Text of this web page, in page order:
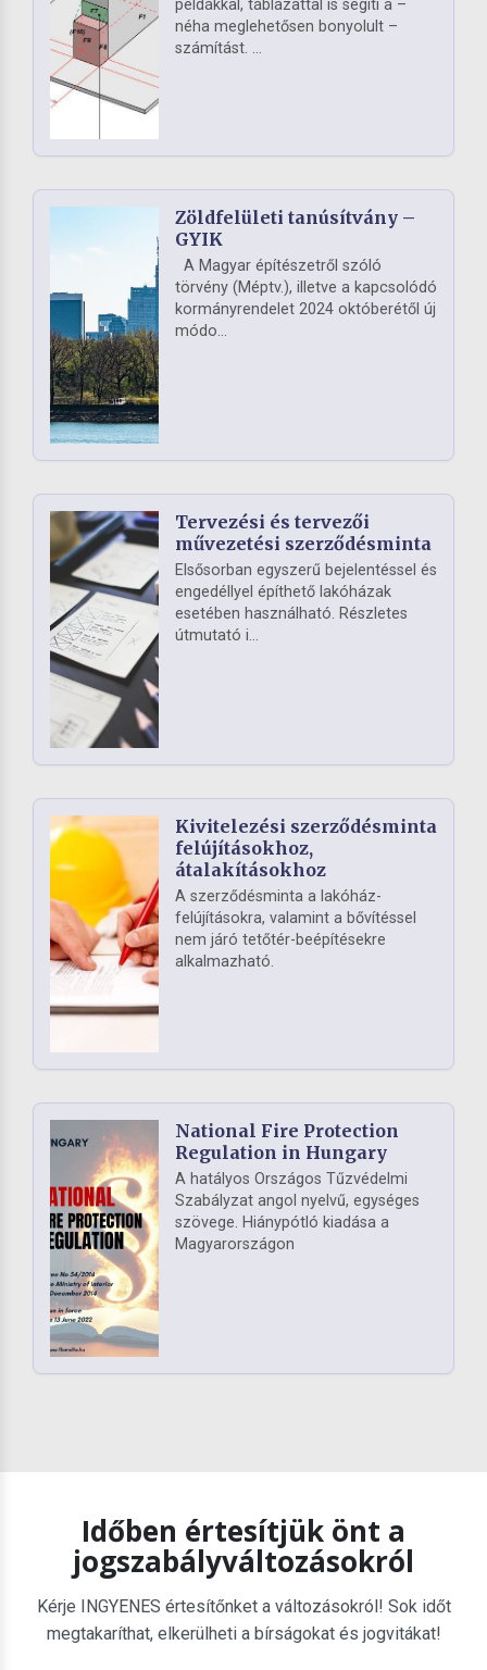
példákkal, táblázattal is segíti a –
néha meglehetősen bonyolult –
számítást. ...
Zöldfelületi tanúsítvány –
GYIK
A Magyar építészetről szóló
törvény (Méptv.), illetve a kapcsolódó
kormányrendelet 2024 októberétől új
módo...
Tervezési és tervezői
művezetési szerződésminta
Elsősorban egyszerű bejelentéssel és
engedéllyel építhető lakóházak
esetében használható. Részletes
útmutató i...
Kivitelezési szerződésminta
felújításokhoz,
átalakításokhoz
A szerződésminta a lakóház-
felújításokra, valamint a bővítéssel
nem járó tetőtér-beépítésekre
alkalmazható.
National Fire Protection
Regulation in Hungary
A hatályos Országos Tűzvédelmi
Szabályzat angol nyelvű, egységes
szövege. Hiánypótló kiadása a
Magyarországon
Időben értesítjük önt a
jogszabályváltozásokról
Kérje INGYENES értesítőnket a változásokról! Sok időt
megtakaríthat, elkerülheti a bírságokat és jogvitákat!